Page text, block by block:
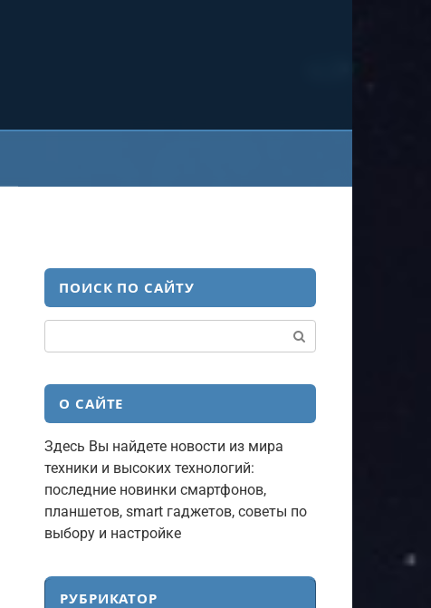
ПОИСК ПО САЙТУ
О САЙТЕ
Здесь Вы найдете новости из мира
техники и высоких технологий:
последние новинки смартфонов,
планшетов, smart гаджетов, советы по
выбору и настройке
РУБРИКАТОР